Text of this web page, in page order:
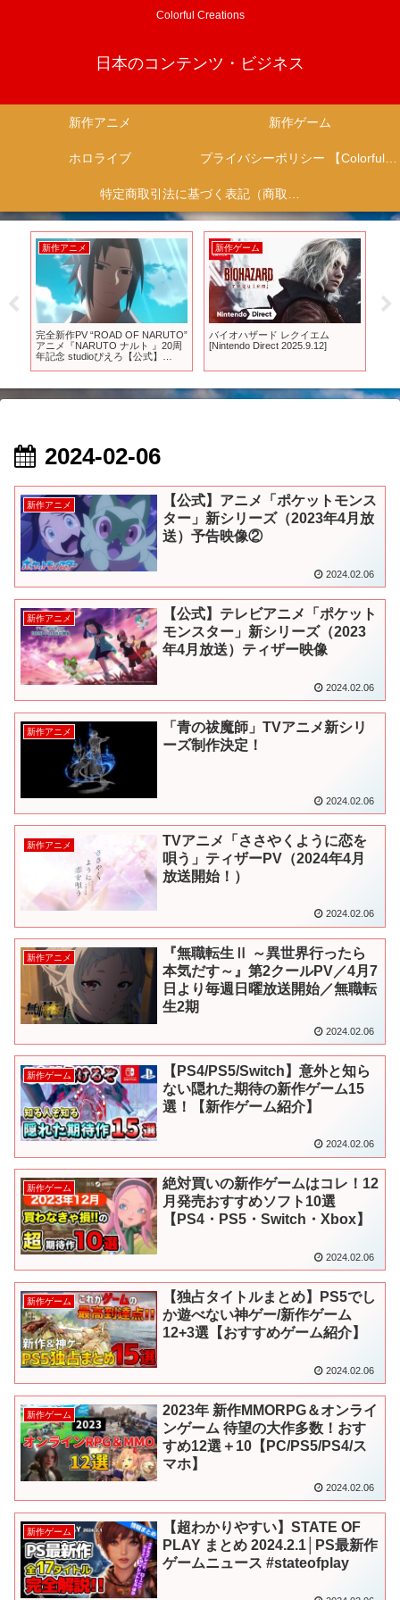
Colorful Creations
日本のコンテンツ・ビジネス
新作アニメ 新作ゲーム
ホロライブ プライバシーポリシー 【Colorful Creation】
特定商取引法に基づく表記（商取引に関する開示）
新作アニメ
完全新作PV “ROAD OF NARUTO”
アニメ『NARUTO ナルト 』20周
年記念 studioぴえろ【公式】
新作ゲーム
バイオハザード レクイエム
[Nintendo Direct 2025.9.12]
2024-02-06
新作アニメ
【公式】アニメ「ポケットモンス
ター」新シリーズ（2023年4月放
送）予告映像②
2024.02.06
新作アニメ
【公式】テレビアニメ「ポケット
モンスター」新シリーズ（2023
年4月放送）ティザー映像
2024.02.06
新作アニメ
「青の祓魔師」TVアニメ新シリ
ーズ制作決定！
2024.02.06
新作アニメ
TVアニメ「ささやくように恋を
唄う」ティザーPV（2024年4月
放送開始！）
2024.02.06
新作アニメ
『無職転生Ⅱ ～異世界行ったら
本気だす～』第2クールPV／4月7
日より毎週日曜放送開始／無職転
生2期
2024.02.06
新作ゲーム
【PS4/PS5/Switch】意外と知ら
ない隠れた期待の新作ゲーム15
選！【新作ゲーム紹介】
2024.02.06
新作ゲーム
絶対買いの新作ゲームはコレ！12
月発売おすすめソフト10選
【PS4・PS5・Switch・Xbox】
2024.02.06
新作ゲーム
【独占タイトルまとめ】PS5でし
か遊べない神ゲー/新作ゲーム
12+3選【おすすめゲーム紹介】
2024.02.06
新作ゲーム
2023年 新作MMORPG＆オンライ
ンゲーム 待望の大作多数！おす
すめ12選＋10【PC/PS5/PS4/ス
マホ】
2024.02.06
新作ゲーム
【超わかりやすい】STATE OF
PLAY まとめ 2024.2.1│PS最新作
ゲームニュース #stateofplay